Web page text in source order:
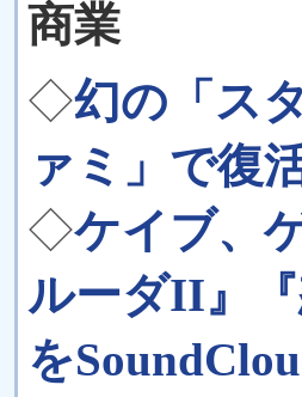
商業
◇幻の「ス
ァミ」で復
◇ケイブ、
ルーダII』
を